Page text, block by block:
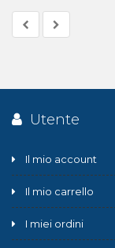
Utente
Il mio account
Il mio carrello
I miei ordini